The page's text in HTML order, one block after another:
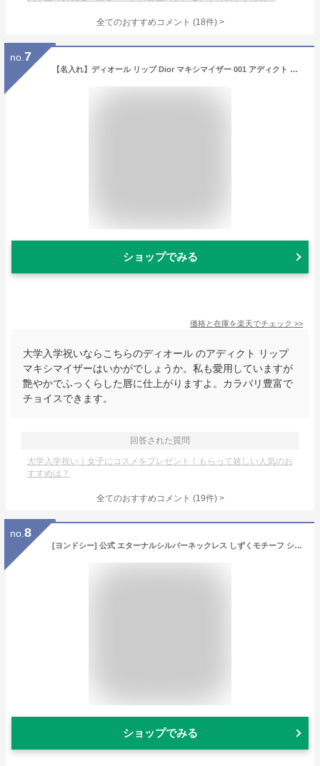
全てのおすすめコメント (18件) >
no. 7
【名入れ】ディオール リップ Dior マキシマイザー 001 アディクト リップ リップティント リップケア プランパー リッププランパー グロス コスメ 化粧品 レディース ブランド 新品 ギフト スキンケア ホワイトデー お返し プレゼント 女性 誕生日 実用的 女友達
ショップでみる
価格と在庫を楽天でチェック >>
大学入学祝いならこちらのディオール のアディクト リップ
マキシマイザーはいかがでしょうか。私も愛用していますが
艶やかでふっくらした唇に仕上がりますよ。カラバリ豊富で
チョイスできます。
回答された質問
大学入学祝い｜女子にコスメをプレゼント！もらって嬉しい人気のお
すすめは？
全てのおすすめコメント (19件) >
no. 8
[ヨンドシー] 公式 エターナルシルバーネックレス しずくモチーフ シルバー アクアマリン 111424121810 レディース 誕生日 記念日 クリスマス ギフト プレゼント レディース ジュエリーケース付き
ショップでみる